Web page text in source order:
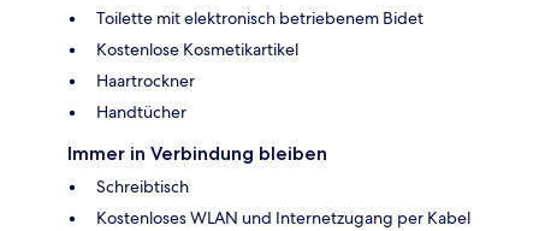
Toilette mit elektronisch betriebenem Bidet
Kostenlose Kosmetikartikel
Haartrockner
Handtücher
Immer in Verbindung bleiben
Schreibtisch
Kostenloses WLAN und Internetzugang per Kabel